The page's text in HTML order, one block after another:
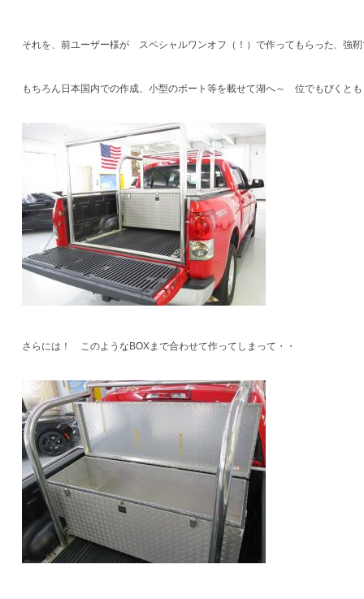
それを、前ユーザー様が スペシャルワンオフ（！）で作ってもらった、強
もちろん日本国内での作成、小型のボート等を載せて湖へ～ 位でもびくとも
さらには！ このようなBOXまで合わせて作ってしまって・・